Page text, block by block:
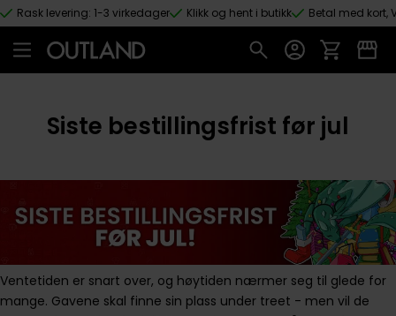
Hopp til hovedinnhold
Rask levering: 1-3 virkedager Klikk og hent i butikk Betal med kort,
Siste bestillingsfrist før jul
Ventetiden er snart over, og høytiden nærmer seg til glede for
mange. Gavene skal finne sin plass under treet - men vil de